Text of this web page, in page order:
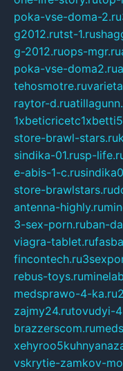
poka-vse-doma-2.ru
g2012.rutst-1.ru
g-2012.ruops-mgr.ru
poka-vse-doma2.ru
tehosmotre.ru
raytor-d.ru
store-brawl-stars.ru
sindika-01.rusp-
e-abis-1-c.ru
store-brawlstars.ru
antenna-highly.ru
3-sex-porn.ruban-
viagra-tablet.ru
fincontech.ru
rebus-toys.ru
medsprawo-4-ka.ru
zajmy24.rutovudyi-
brazzerscom.ru
vskrytie-zamkov-